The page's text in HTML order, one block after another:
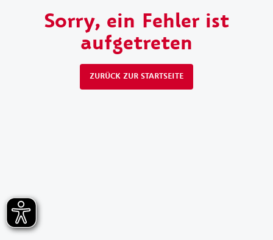
Sorry, ein Fehler ist
aufgetreten
ZURÜCK ZUR STARTSEITE